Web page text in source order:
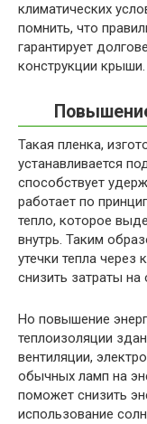
климатических
помнить, что
гарантирует
конструкции крыши.
Такая пленка,
устанавливается
способствует
работает по
тепло, которое
внутрь. Таким
утечки тепла через
снизить затраты
Но повышение
теплоизоляции
вентиляции,
обычных ламп на
поможет снизить
использование